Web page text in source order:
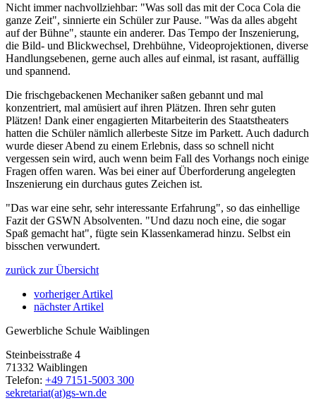
Nicht immer nachvollziehbar: "Was soll das mit der Coca Cola die
ganze Zeit", sinnierte ein Schüler zur Pause. "Was da alles abgeht
auf der Bühne", staunte ein anderer. Das Tempo der Inszenierung,
die Bild- und Blickwechsel, Drehbühne, Videoprojektionen, diverse
Handlungsebenen, gerne auch alles auf einmal, ist rasant, auffällig
und spannend.
Die frischgebackenen Mechaniker saßen gebannt und mal
konzentriert, mal amüsiert auf ihren Plätzen. Ihren sehr guten
Plätzen! Dank einer engagierten Mitarbeiterin des Staatstheaters
hatten die Schüler nämlich allerbeste Sitze im Parkett. Auch dadurch
wurde dieser Abend zu einem Erlebnis, dass so schnell nicht
vergessen sein wird, auch wenn beim Fall des Vorhangs noch einige
Fragen offen waren. Was bei einer auf Überforderung angelegten
Inszenierung ein durchaus gutes Zeichen ist.
"Das war eine sehr, sehr interessante Erfahrung", so das einhellige
Fazit der GSWN Absolventen. "Und dazu noch eine, die sogar
Spaß gemacht hat", fügte sein Klassenkamerad hinzu. Selbst ein
bisschen verwundert.
zurück zur Übersicht
vorheriger Artikel
nächster Artikel
Gewerbliche Schule Waiblingen
Steinbeisstraße 4
71332 Waiblingen
Telefon: +49 7151-5003 300
sekretariat(at)gs-wn.de